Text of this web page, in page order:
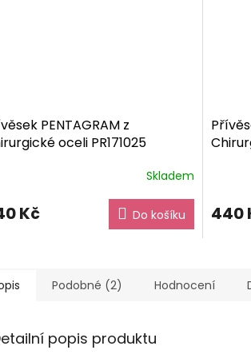
PENTAGRAM z
oceli PR171025
Skladem
Kč Do košíku 440
Podobné (2) Hodnocení
popis produktu